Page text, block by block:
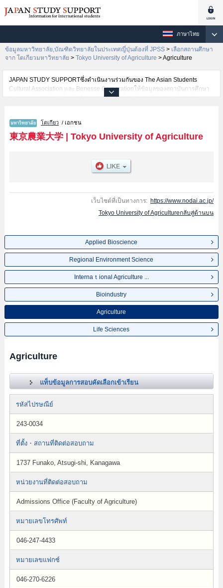
ภาษาไทย
ข้อมูลมหาวิทยาลัย,บัณฑิตวิทยาลัยในประเทศญี่ปุ่นต้องที่ JPSS > เลือกสถานศึกษา
จาก โตเกียวมหาวิทยาลัย > Tokyo University of Agriculture >Agriculture
JAPAN STUDY SUPPORTซึ่งดำเนินงานร่วมกันของ The Asian Students
Cultural Association และ Benesse Corporationให้ข้อมูลของสถาบันการศึกษา
ระดับมหาวิทยาลัย・บัณฑิตวิทยาลัย・วิทยาลัยระดับอนุปริญญา・วิทยาลัย
นักศึกษาต่างชาติเช่นข้อมูลของแต่ละคณะ,ข้อมูลการสอบคัดเลือกเข้าศึกษาเช่น
จำนวนคนที่รับสมัครหรือจำนวนคนที่ผ่านการสอบคัดเลือกเป็นต้น,แนะนำสถาน
ที่,การเดินทางเป็นต้นไว้ด้วยดังนั้นขอเชิญใช้บริการค้นหาข้อมูลตามอัธยาศัย
โตเกียว / เอกชน
東京農業大学| Tokyo University of Agriculture
เว็บไซต์ที่เป็นทางการ: https://www.nodai.ac.jp/
Tokyo University of Agricultureกลับสู่ด้านบน
Applied Bioscience
Regional Environment Science
Internaｔional Agriculture ...
Bioindustry
Agriculture
Life Sciences
Agriculture
แท็บข้อมูลการสอบคัดเลือกเข้าเรียน
รหัสไปรษณีย์
243-0034
ที่ตั้ง・สถานที่ติดต่อสอบถาม
1737 Funako, Atsugi-shi, Kanagawa
หน่วยงานที่ติดต่อสอบถาม
Admissions Office (Faculty of Agriculture)
หมายเลขโทรศัพท์
046-247-4433
หมายเลขแฟกซ์
046-270-6226